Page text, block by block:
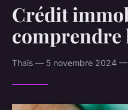
Crédit
comprendre
Thaïs — 5 novembre 2024 —